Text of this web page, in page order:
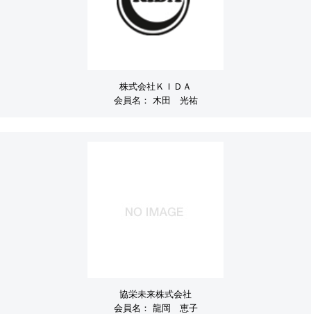
株式会社ＫＩＤＡ
会員名：
木田 光祐
協栄未来株式会社
会員名： 龍岡 恵子